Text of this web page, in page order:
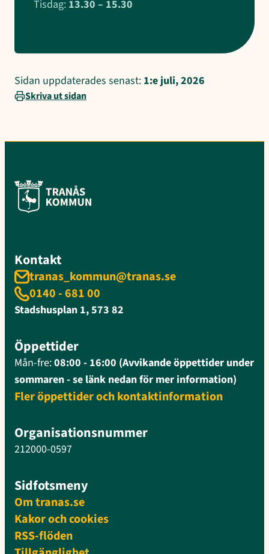
Tisdag: 13.30 – 15.30
Sidan uppdaterades senast: 1:e juli, 2026
Skriva ut sidan
Kontakt
tranas_kommun@tranas.se
0140 - 681 00
Stadshusplan 1, 573 82
Öppettider
Mån-fre:08:00 - 16:00 (Avvikande öppettider under
sommaren - se länk nedan för mer information)
Fler öppettider och kontaktinformation
Organisationsnummer
212000-0597
Sidfotsmeny
Om tranas.se
Kakor och cookies
RSS-flöden